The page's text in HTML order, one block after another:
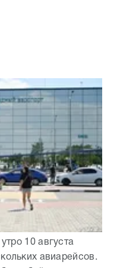
10 августа
авиарейсов.